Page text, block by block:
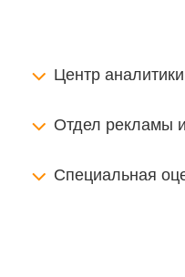
Центр аналитики
Отдел рекламы
Специальная